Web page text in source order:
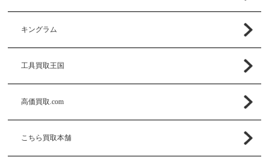
キングラム
工具買取王国
高価買取.com
こちら買取本舗